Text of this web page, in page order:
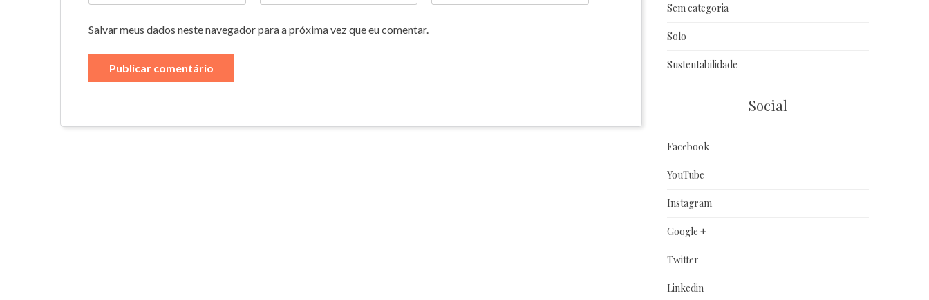
Salvar meus dados neste navegador para a próxima vez que eu comentar.
Sem categoria
Solo
Sustentabilidade
Social
Facebook
YouTube
Instagram
Google +
Twitter
Linkedin